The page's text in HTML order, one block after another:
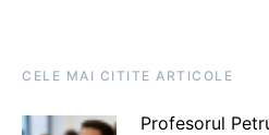
CELE MAI CITITE ARTICOLE
Profesorul